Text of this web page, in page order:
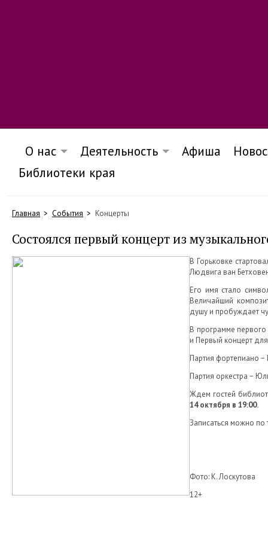
О нас Деятельность Афиша
Библиотеки края
Главная События Концерты
Состоялся первый концерт из
В Горьковке
Людвига ван
Его имя стало
Величайший
душу и пробуждает
В программе первого
и Первый концерт
Партия фортепиано
Партия оркестра −
Ждем гостей
14 октября в 19:00.
Записаться можно по
Фото: К. Лоскутова
12+